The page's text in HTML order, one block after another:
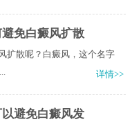
免白癜风扩散
扩散呢？白癜风，这个名字
详情>>
避免白癜风发